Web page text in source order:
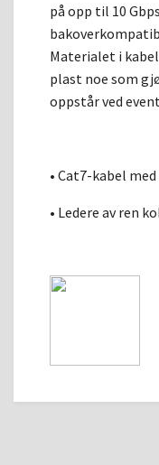
på opp til 10
Materialet i
plast noe som
oppstår ved
• Cat7-kabel
• Ledere av ren